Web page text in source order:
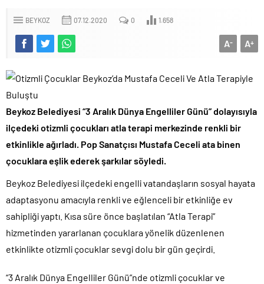
BEYKOZ 07.12.2020 0 1.658
A+
A-
Beykoz Belediyesi “3 Aralık Dünya Engelliler Günü” dolayısıyla
ilçedeki otizmli çocukları atla terapi merkezinde renkli bir
etkinlikle ağırladı. Pop Sanatçısı Mustafa Ceceli ata binen
çocuklara eşlik ederek şarkılar söyledi.
Beykoz Belediyesi ilçedeki engelli vatandaşların sosyal hayata
adaptasyonu amacıyla renkli ve eğlenceli bir etkinliğe ev
sahipliği yaptı. Kısa süre önce başlatılan “Atla Terapi”
hizmetinden yararlanan çocuklara yönelik düzenlenen
etkinlikte otizmli çocuklar sevgi dolu bir gün geçirdi.
“3 Aralık Dünya Engelliler Günü”nde otizmli çocuklar ve